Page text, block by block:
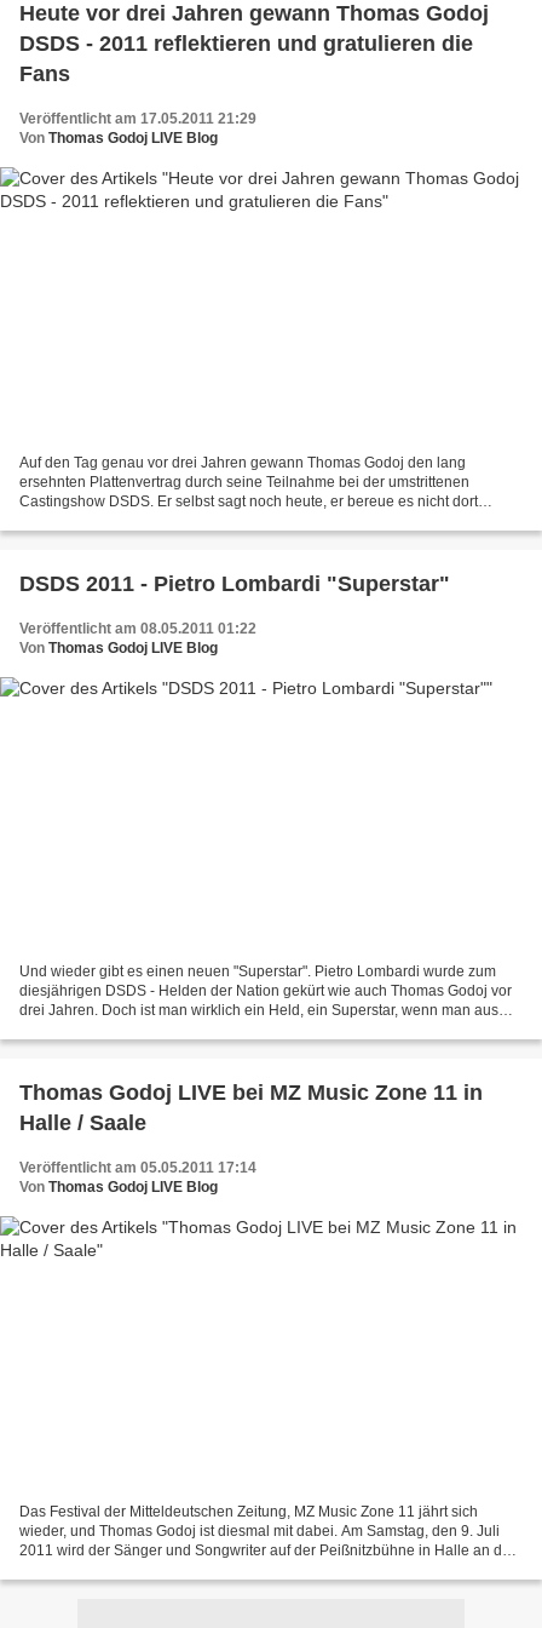
Heute vor drei Jahren gewann Thomas Godoj
DSDS - 2011 reflektieren und gratulieren die
Fans
Veröffentlicht am 17.05.2011 21:29
Von Thomas Godoj LIVE Blog
Auf den Tag genau vor drei Jahren gewann Thomas Godoj den lang
ersehnten Plattenvertrag durch seine Teilnahme bei der umstrittenen
Castingshow DSDS. Er selbst sagt noch heute, er bereue es nicht dort
DSDS 2011 - Pietro Lombardi "Superstar"
Veröffentlicht am 08.05.2011 01:22
Von Thomas Godoj LIVE Blog
Und wieder gibt es einen neuen "Superstar". Pietro Lombardi wurde zum
diesjährigen DSDS - Helden der Nation gekürt wie auch Thomas Godoj vor
drei Jahren. Doch ist man wirklich ein Held, ein Superstar, wenn man aus
Thomas Godoj LIVE bei MZ Music Zone 11 in
Halle / Saale
Veröffentlicht am 05.05.2011 17:14
Von Thomas Godoj LIVE Blog
Das Festival der Mitteldeutschen Zeitung, MZ Music Zone 11 jährt sich
wieder, und Thomas Godoj ist diesmal mit dabei. Am Samstag, den 9. Juli
2011 wird der Sänger und Songwriter auf der Peißnitzbühne in Halle an der